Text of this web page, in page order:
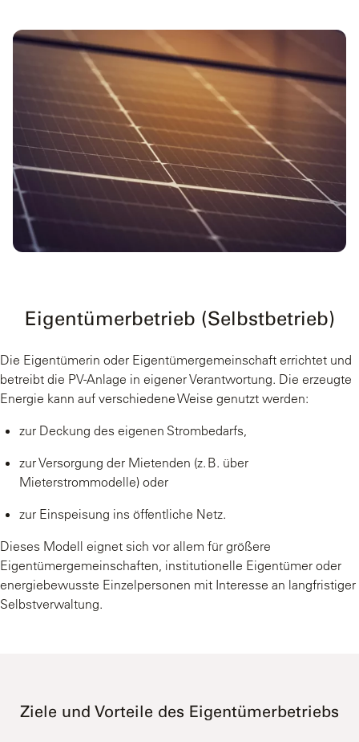
Eigentümerbetrieb (Selbstbetrieb)
Die Eigentümerin oder Eigentümergemeinschaft errichtet und
betreibt die PV-Anlage in eigener Verantwortung. Die erzeugte
Energie kann auf verschiedene Weise genutzt werden:
zur Deckung des eigenen Strombedarfs,
zur Versorgung der Mietenden (z. B. über
Mieterstrommodelle) oder
zur Einspeisung ins öffentliche Netz.
Dieses Modell eignet sich vor allem für größere
Eigentümergemeinschaften, institutionelle Eigentümer oder
energiebewusste Einzelpersonen mit Interesse an langfristiger
Selbstverwaltung.
Ziele und Vorteile des Eigentümerbetriebs